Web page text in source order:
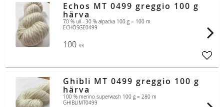
Echos MT 0499 greggio 100 g
härva
70 % ull - 30 % alpacka 100 g = 100 m
ECHOSGE0499
100 KR
Ghibli MT 0499 greggio 100 g
härva
100 % merino superwash 100 g = 280 m
GHIBLIMT0499